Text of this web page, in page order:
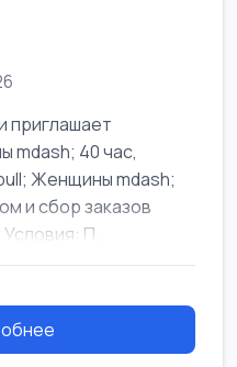
приглашает
mdash; 40 час,
Женщины mdash;
и сбор заказов
П...